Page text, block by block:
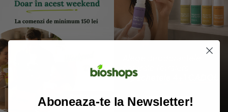
Aboneaza-te la Newsletter!